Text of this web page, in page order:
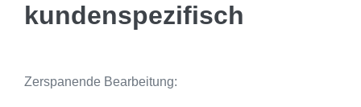
kundenspezifisch
Zerspanende Bearbeitung: